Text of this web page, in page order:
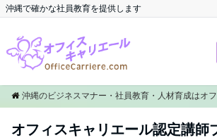
沖縄で確かな社員教育を提供します
沖縄のビジネスマナー・社員教育・人材育成はオ
オフィスキャリエール認定講師